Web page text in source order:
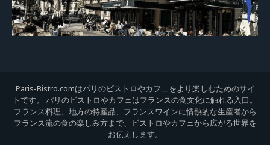
Paris-Bistro.comはパリのビストロやカフェをより楽しむためのサイ
トです。 パリのビストロやカフェはフランスの食文化に触れる入口。
フランス料理、地方の特産品、フランスワインに情熱的な生産者から
フランス流の食の楽しみ方まで、ビストロやカフェから広がる世界を
お伝えします。